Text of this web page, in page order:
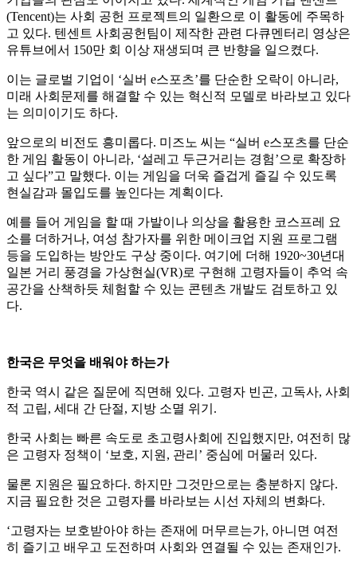
(Tencent)는 사회 공헌 프로젝트의 일환으로 이 활동에 주목하
고 있다. 텐센트 사회공헌팀이 제작한 관련 다큐멘터리 영상은
유튜브에서 150만 회 이상 재생되며 큰 반향을 일으켰다.
이는 글로벌 기업이 ‘실버 e스포츠’를 단순한 오락이 아니라,
미래 사회문제를 해결할 수 있는 혁신적 모델로 바라보고 있다
는 의미이기도 하다.
앞으로의 비전도 흥미롭다. 미즈노 씨는 “실버 e스포츠를 단순
한 게임 활동이 아니라, ‘설레고 두근거리는 경험’으로 확장하
고 싶다”고 말했다. 이는 게임을 더욱 즐겁게 즐길 수 있도록
현실감과 몰입도를 높인다는 계획이다.
예를 들어 게임을 할 때 가발이나 의상을 활용한 코스프레 요
소를 더하거나, 여성 참가자를 위한 메이크업 지원 프로그램
등을 도입하는 방안도 구상 중이다. 여기에 더해 1920~30년대
일본 거리 풍경을 가상현실(VR)로 구현해 고령자들이 추억 속
공간을 산책하듯 체험할 수 있는 콘텐츠 개발도 검토하고 있
다.
한국은 무엇을 배워야 하는가
한국 역시 같은 질문에 직면해 있다. 고령자 빈곤, 고독사, 사회
적 고립, 세대 간 단절, 지방 소멸 위기.
한국 사회는 빠른 속도로 초고령사회에 진입했지만, 여전히 많
은 고령자 정책이 ‘보호, 지원, 관리’ 중심에 머물러 있다.
물론 지원은 필요하다. 하지만 그것만으로는 충분하지 않다.
지금 필요한 것은 고령자를 바라보는 시선 자체의 변화다.
‘고령자는 보호받아야 하는 존재에 머무르는가, 아니면 여전
히 즐기고 배우고 도전하며 사회와 연결될 수 있는 존재인가.